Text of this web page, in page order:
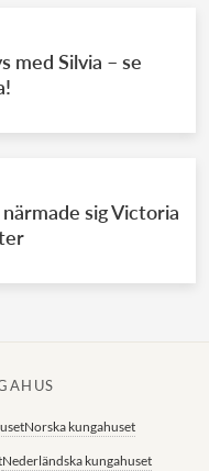
med Silvia – se
sig Victoria
Norska kungahuset
Nederländska kungahuset